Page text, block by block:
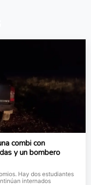
combi con
y un bombero
Hay dos estudiantes
internados